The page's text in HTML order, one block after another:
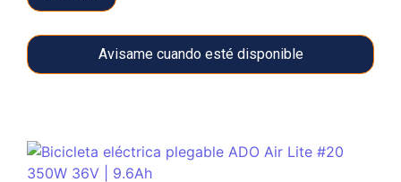
Avisame cuando esté disponible